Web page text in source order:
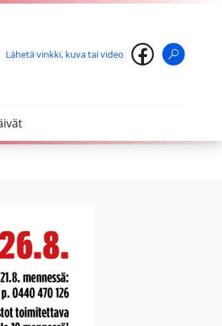
Lähetä vinkki, kuva tai video